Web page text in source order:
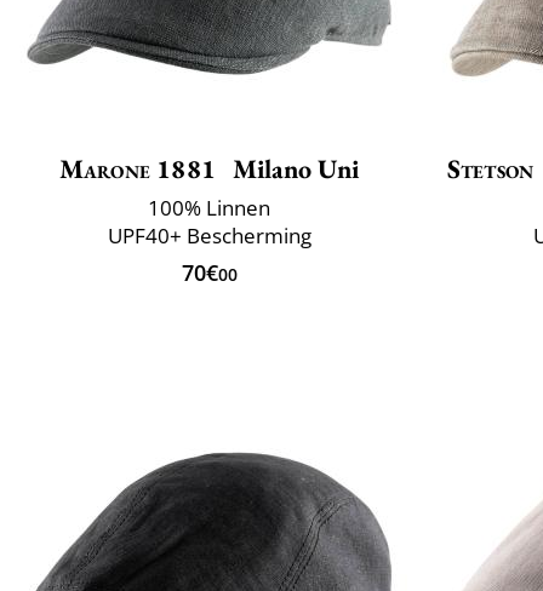
Marone 1881 Milano Uni
100% Linnen
UPF40+ Bescherming
70€00
Stetson